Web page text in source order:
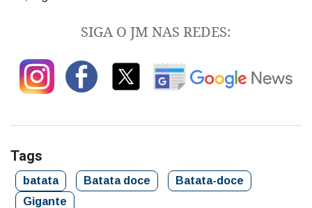
SIGA O JM NAS REDES:
Tags
batata Batata doce
Batata-doce
Gigante